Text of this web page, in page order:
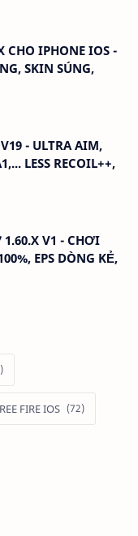
CHO IPHONE IOS -
SKIN SÚNG,
- ULTRA AIM,
LESS RECOIL++,
1.60.X V1 - CHƠI
EPS DÒNG KẺ,
FIRE IOS